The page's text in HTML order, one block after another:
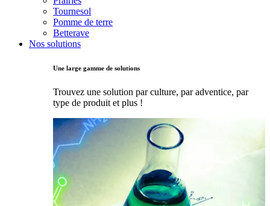
Tournesol
Pomme de terre
Betterave
Nos solutions
Une large gamme de solutions
Trouvez une solution par culture, par adventice, par
type de produit et plus !